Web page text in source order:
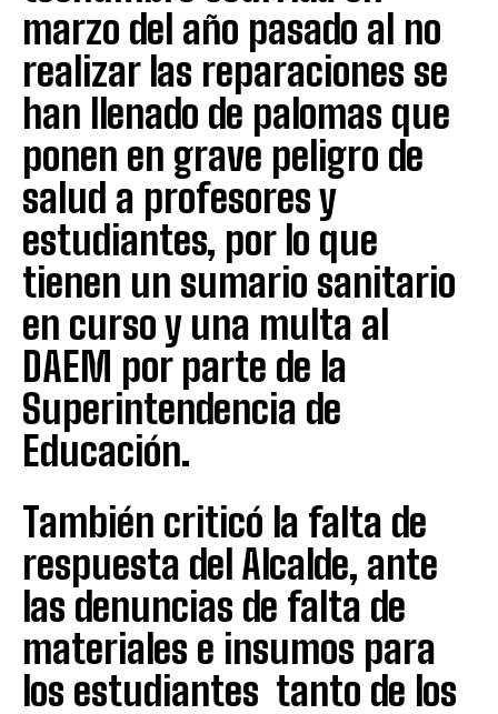
marzo del año pasado al no
realizar las reparaciones se
han llenado de palomas que
ponen en grave peligro de
salud a profesores y
estudiantes, por lo que
tienen un sumario sanitario
en curso y una multa al
DAEM por parte de la
Superintendencia de
Educación.
También criticó la falta de
respuesta del Alcalde, ante
las denuncias de falta de
materiales e insumos para
los estudiantes tanto de los